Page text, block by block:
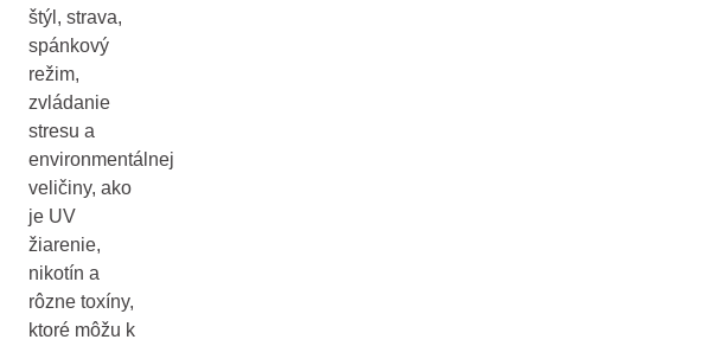
štýl, strava,
spánkový
režim,
zvládanie
stresu a
environmentálnej
veličiny, ako
je UV
žiarenie,
nikotín a
rôzne toxíny,
ktoré môžu k